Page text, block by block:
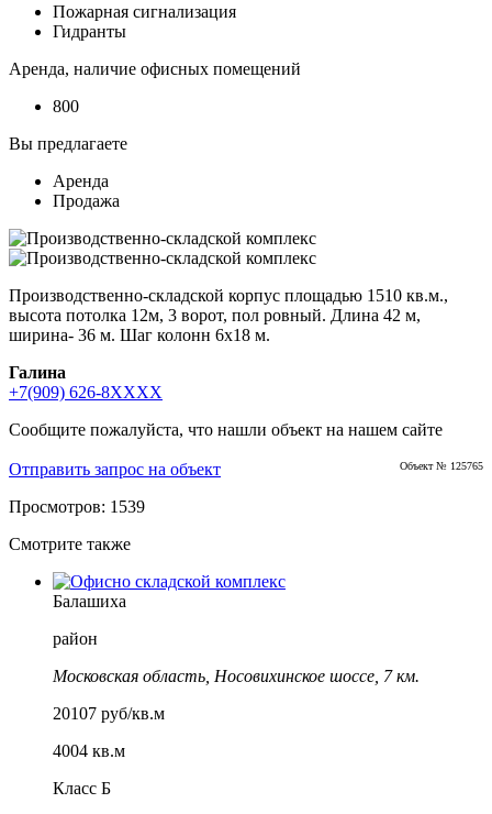
Пожарная сигнализация
Гидранты
Аренда, наличие офисных помещений
800
Вы предлагаете
Аренда
Продажа
Производственно-складской корпус площадью 1510 кв.м.,
высота потолка 12м, 3 ворот, пол ровный. Длина 42 м,
ширина- 36 м. Шаг колонн 6х18 м.
Галина
+7(909) 626-8XXXX
Сообщите пожалуйста, что нашли объект на нашем сайте
Объект № 125765
Отправить запрос на объект
Просмотров: 1539
Смотрите также
Балашиха
район
Московская область, Носовихинское шоссе, 7 км.
20107 руб/кв.м
4004 кв.м
Класс Б